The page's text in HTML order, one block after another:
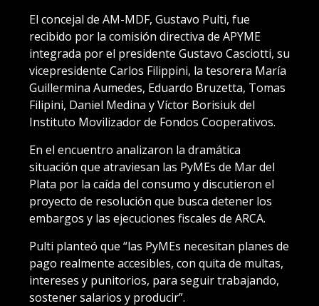
El concejal de AM-MDF, Gustavo Pulti, fue
recibido por la comisión directiva de APYME
integrada por el presidente Gustavo Casciotti, su
vicepresidente Carlos Filippini, la tesorera María
Guillermina Aumedes, Eduardo Bruzetta, Tomas
Filipini, Daniel Medina y Víctor Borisiuk del
Instituto Movilizador de Fondos Cooperativos.
En el encuentro analizaron la dramática
situación que atraviesan las PyMEs de Mar del
Plata por la caída del consumo y discutieron el
proyecto de resolución que busca detener los
embargos y las ejecuciones fiscales de ARCA.
Pulti planteó que “las PyMEs necesitan planes de
pago realmente accesibles, con quita de multas,
intereses y punitorios, para seguir trabajando,
sostener salarios y producir”.